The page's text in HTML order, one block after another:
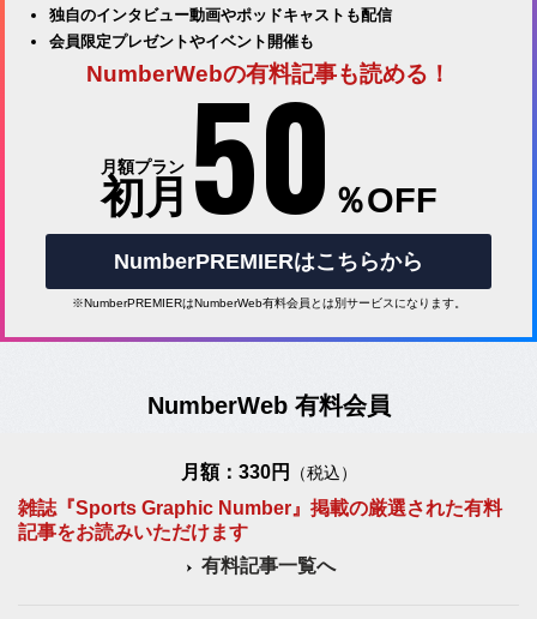
独自のインタビュー動画やポッドキャストも配信
会員限定プレゼントやイベント開催も
NumberWebの有料記事も読める！
月額プラン
初月 50 ％OFF
NumberPREMIERはこちらから
※NumberPREMIERはNumberWeb有料会員とは別サービスになります。
NumberWeb 有料会員
月額：330円 （税込）
雑誌『Sports Graphic Number』掲載の厳選された有料
記事をお読みいただけます
有料記事一覧へ